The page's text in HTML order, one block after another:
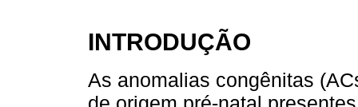
INTRODUÇÃO
As anomalias congênitas